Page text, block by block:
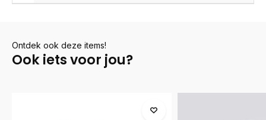
Ontdek ook deze items!
Ook iets voor jou?